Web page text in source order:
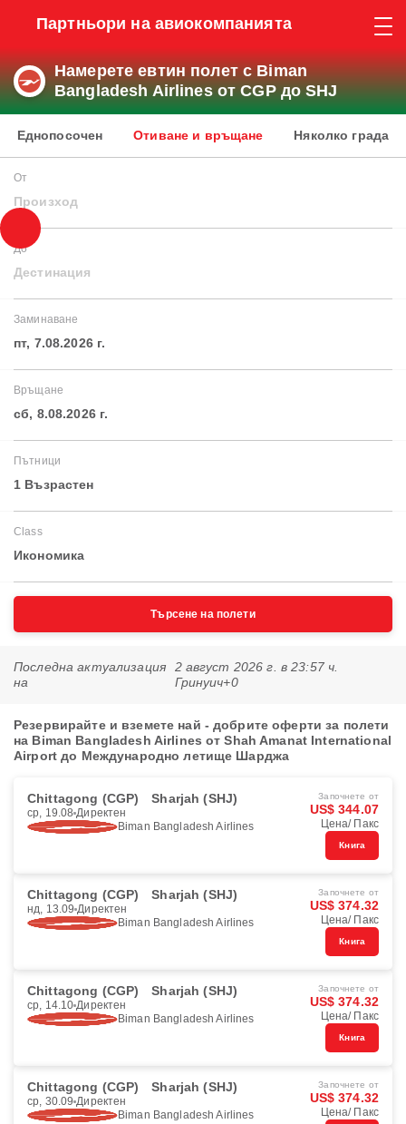
Партньори на авиокомпанията
Намерете евтин полет с Biman
Bangladesh Airlines от CGP до SHJ
Еднопосочен Отиване и връщане Няколко града
От
Произход
До
Дестинация
Заминаване
пт, 7.08.2026 г.
Връщане
сб, 8.08.2026 г.
Пътници
1 Възрастен
Class
Икономика
Търсене на полети
Последна актуализация
на
2 август 2026 г. в 23:57 ч.
Гринуич+0
Резервирайте и вземете най - добрите оферти за полети
на Biman Bangladesh Airlines от Shah Amanat International
Airport до Международно летище Шарджа
Chittagong (CGP) Sharjah (SHJ)
ср, 19.08 Директен
Biman Bangladesh Airlines
Започнете от
US$ 344.07
Цена/ Пакс
Книга
Chittagong (CGP) Sharjah (SHJ)
нд, 13.09 Директен
Biman Bangladesh Airlines
Започнете от
US$ 374.32
Цена/ Пакс
Книга
Chittagong (CGP) Sharjah (SHJ)
ср, 14.10 Директен
Biman Bangladesh Airlines
Започнете от
US$ 374.32
Цена/ Пакс
Книга
Chittagong (CGP) Sharjah (SHJ)
ср, 30.09 Директен
Biman Bangladesh Airlines
Започнете от
US$ 374.32
Цена/ Пакс